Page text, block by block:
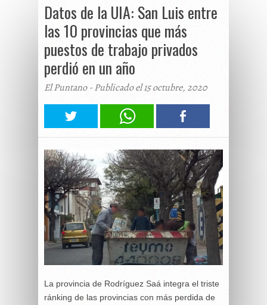
Datos de la UIA: San Luis entre
las 10 provincias que más
puestos de trabajo privados
perdió en un año
El Puntano - Publicado el 15 octubre, 2020
La provincia de Rodríguez Saá integra el triste
ránking de las provincias con más perdida de